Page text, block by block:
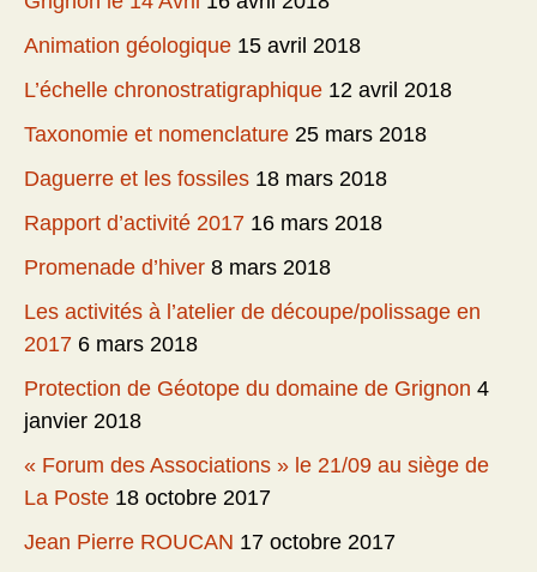
Animation géologique 15 avril 2018
L’échelle chronostratigraphique 12 avril 2018
Taxonomie et nomenclature 25 mars 2018
Daguerre et les fossiles 18 mars 2018
Rapport d’activité 2017 16 mars 2018
Promenade d’hiver 8 mars 2018
Les activités à l’atelier de découpe/polissage en
2017 6 mars 2018
Protection de Géotope du domaine de Grignon 4
janvier 2018
« Forum des Associations » le 21/09 au siège de
La Poste 18 octobre 2017
Jean Pierre ROUCAN 17 octobre 2017